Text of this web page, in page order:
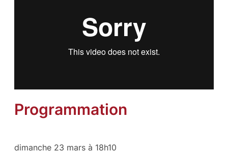
Programmation
dimanche 23 mars à 18h10